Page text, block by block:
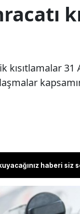
kısıtlamalar
haberi siz